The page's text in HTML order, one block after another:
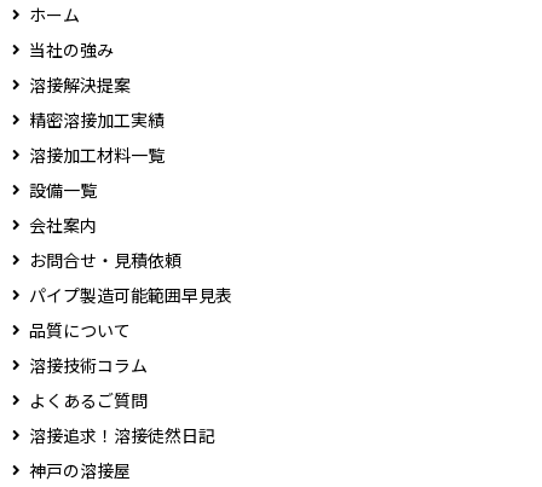
ホーム
当社の強み
溶接解決提案
精密溶接加工実績
溶接加工材料一覧
設備一覧
会社案内
お問合せ・見積依頼
パイプ製造可能範囲早見表
品質について
溶接技術コラム
よくあるご質問
溶接追求！溶接徒然日記
神戸の溶接屋